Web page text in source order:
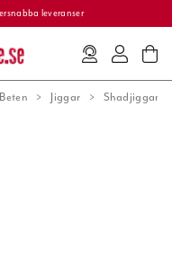
leveranser
Beten Jiggar Shadjiggar